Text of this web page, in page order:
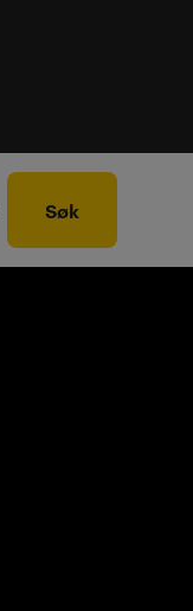
Søk